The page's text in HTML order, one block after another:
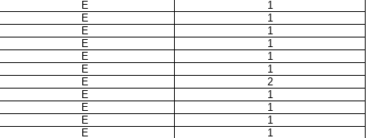
E
1
E
1
E
1
E
1
E
1
E
1
E
2
E
1
E
1
E
1
E
1